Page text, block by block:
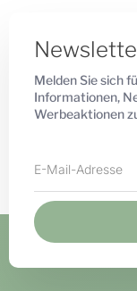
Melden Sie sich
Informationen,
Werbeaktionen